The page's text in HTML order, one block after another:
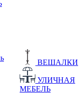
ВЕШАЛКИ
УЛИЧНАЯ
МЕБЕЛЬ